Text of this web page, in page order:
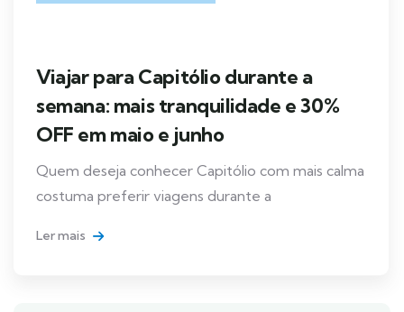
Viajar para Capitólio durante a
semana: mais tranquilidade e 30%
OFF em maio e junho
Quem deseja conhecer Capitólio com mais calma
costuma preferir viagens durante a
Ler mais